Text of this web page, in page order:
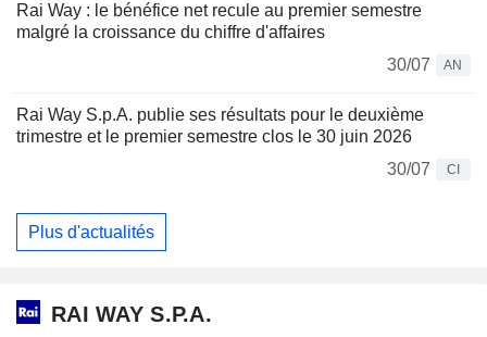
Rai Way : le bénéfice net recule au premier semestre
malgré la croissance du chiffre d'affaires
30/07
AN
Rai Way S.p.A. publie ses résultats pour le deuxième
trimestre et le premier semestre clos le 30 juin 2026
30/07
CI
Plus d'actualités
RAI WAY S.P.A.